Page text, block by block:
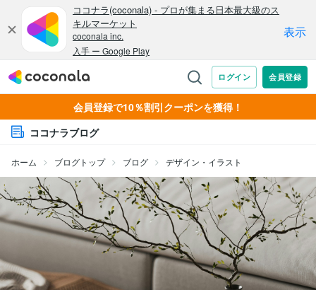
会員登録で10％割引クーポンを獲得！
ココナラブログ
ホーム ブログトップ ブログ デザイン・イラスト